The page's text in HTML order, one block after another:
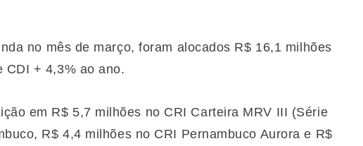
no mês de março, foram alocados R$ 16,1 milhões
CDI + 4,3% ao ano.
em R$ 5,7 milhões no CRI Carteira MRV III (Série
R$ 4,4 milhões no CRI Pernambuco Aurora e R$